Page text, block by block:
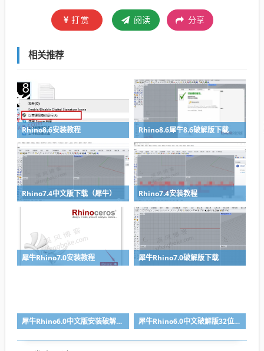
打赏 阅读 分享
相关推荐
Rhino8.6安装教程 Rhino8.6犀牛8.6破解版下载
Rhino7.4中文版下载（犀牛） Rhino7.4安装教程
犀牛Rhino7.0安装教程 犀牛Rhino7.0破解版下载
犀牛Rhino6.0中文版安装破解教程 犀牛Rhino6.0中文破解版32位64位下载附注册机